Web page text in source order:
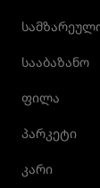
სააბაზანო
ფილა
პარკეტი
კარი